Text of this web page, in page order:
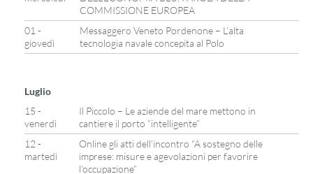
COMMISSIONE EUROPEA
01 -
giovedì
Messaggero Veneto Pordenone – L’alta
tecnologia navale concepita al Polo
Luglio
15 -
venerdì
Il Piccolo – Le aziende del mare mettono in
cantiere il porto “intelligente”
12 -
martedì
Online gli atti dell’incontro “A sostegno delle
imprese: misure e agevolazioni per favorire
l’occupazione”